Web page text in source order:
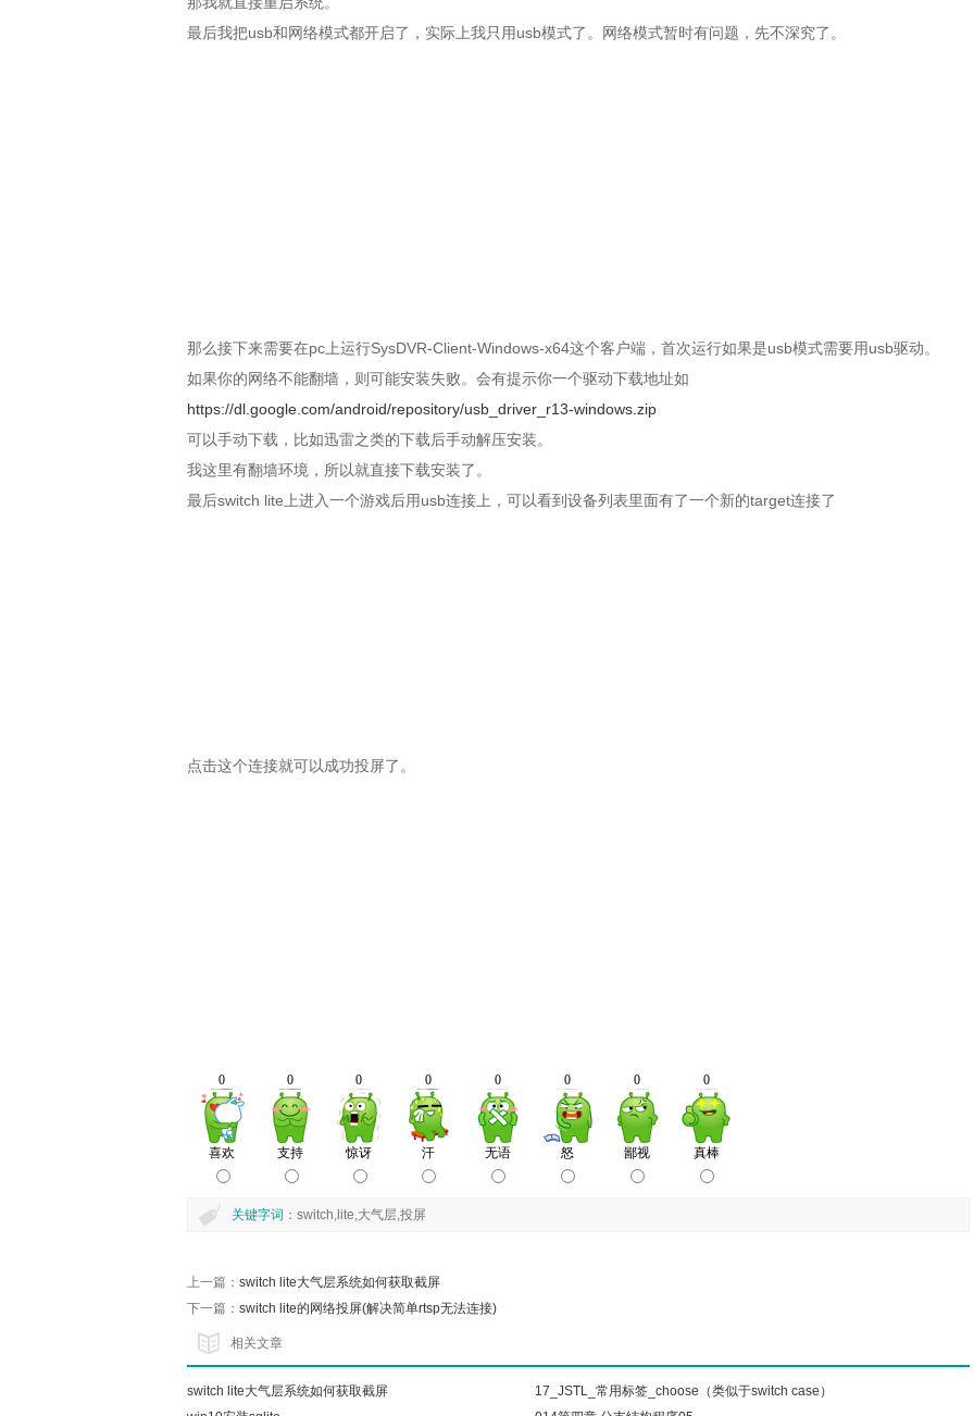
最后我把usb和网络模式都开启了，实际上我只用usb模式了。网络模式暂时有问题，先不深究了。
那么接下来需要在pc上运行SysDVR-Client-Windows-x64这个客户端，首次运行如果是usb模式需要用usb驱动。
如果你的网络不能翻墙，则可能安装失败。会有提示你一个驱动下载地址如
https://dl.google.com/android/repository/usb_driver_r13-windows.zip
可以手动下载，比如迅雷之类的下载后手动解压安装。
我这里有翻墙环境，所以就直接下载安装了。
最后switch lite上进入一个游戏后用usb连接上，可以看到设备列表里面有了一个新的target连接了
点击这个连接就可以成功投屏了。
关键字词 ：switch,lite,大气层,投屏
上一篇： switch lite大气层系统如何获取截屏
下一篇： switch lite的网络投屏(解决简单rtsp无法连接)
相关文章
switch lite大气层系统如何获取截屏
17_JSTL_常用标签_choose（类似于switch case）